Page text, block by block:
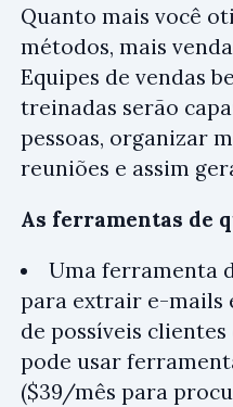
Quanto mais você
métodos, mais
Equipes de vendas
treinadas serão
pessoas, organizar
reuniões e assim
As ferramentas de
Uma ferramenta
para extrair e-mails
de possíveis
pode usar
($39/mês para